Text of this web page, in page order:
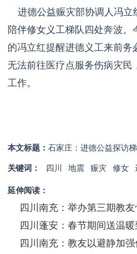
进德公益赈灾部协调人冯立
陪伴修女义工梯队四处奔波。
的冯立红提醒进德义工来前务
无法前往医疗点服务伤病灾民
工作。
本文标题： 石家庄：进德公益探访
关键词： 四川 地震 赈灾 修女
延伸阅读：
四川南充：举办第三期教
四川蓬安：春节期间送温
四川南充：教友以避静加强